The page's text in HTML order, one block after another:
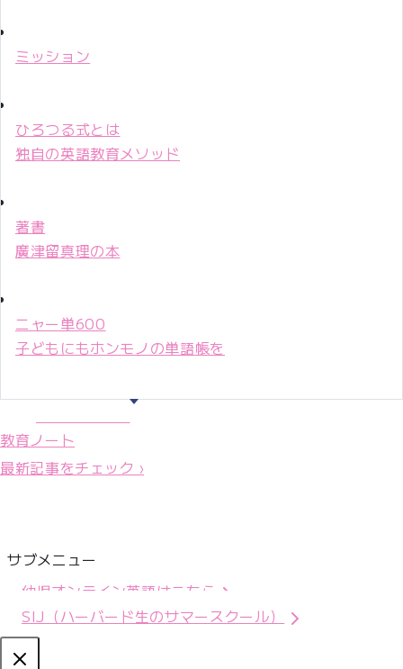
ミッション
ひろつる式とは
独自の英語教育メソッド
著書
廣津留真理の本
ニャー単600
子どもにもホンモノの単語帳を
教育ノート
最新記事をチェック ›
サブメニュー
幼児オンライン英語はこちら
SIJ（ハーバード生のサマースクール）